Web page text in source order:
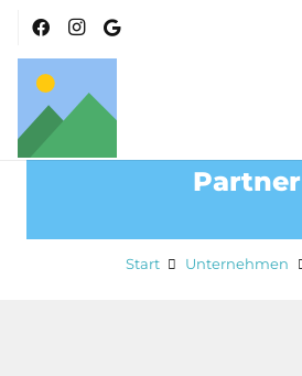
Partner
Start Unternehmen